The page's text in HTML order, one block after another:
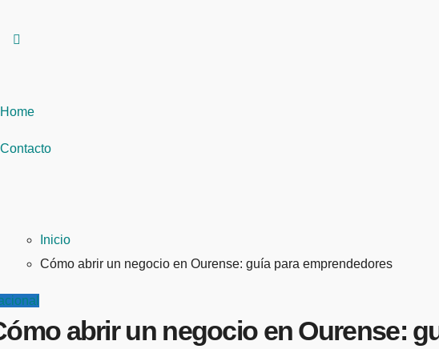
Home
Contacto
Inicio
Cómo abrir un negocio en Ourense: guía para emprendedores
abrir un negocio en Ourense: